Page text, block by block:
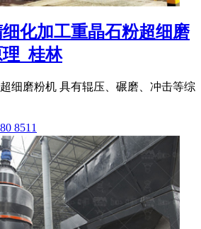
化加工重晶石粉超细磨
_桂林
细磨粉机 具有辊压、碾磨、冲击等综
8511